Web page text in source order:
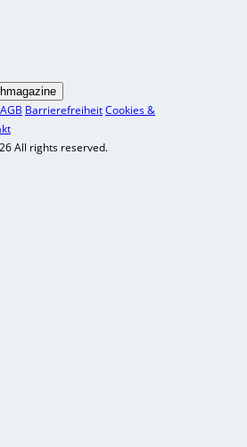
AGB BarrierefreiheitCookies &
All rights reserved.